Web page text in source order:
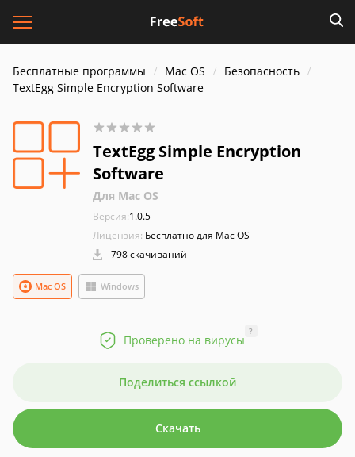
Бесплатные программы Mac OS
Безопасность
TextEgg Simple Encryption Software
TextEgg Simple Encryption
Software
Для Mac OS
Версия:1.0.5
Лицензия: Бесплатно для Mac OS
798 скачиваний
Windows
Mac OS
Проверено на вирусы
?
Поделиться ссылкой
Скачать